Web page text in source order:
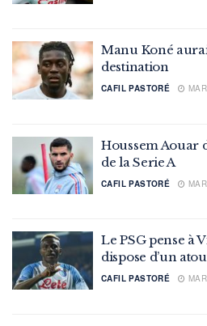
Manu Koné
destination
CAFIL PASTORÉ
Houssem Aouar
de la Serie A
CAFIL PASTORÉ
Le PSG pense à
dispose d’un
CAFIL PASTORÉ